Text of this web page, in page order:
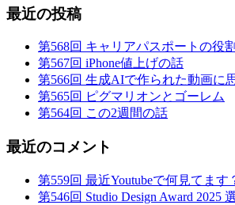
最近の投稿
第568回 キャリアパスポートの役
第567回 iPhone値上げの話
第566回 生成AIで作られた動画に
第565回 ピグマリオンとゴーレム
第564回 この2週間の話
最近のコメント
第559回 最近Youtubeで何見てます
第546回 Studio Design Award 2025